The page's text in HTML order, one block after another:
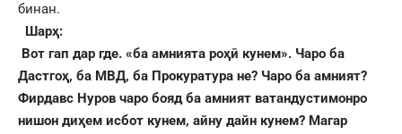
бинан.
Шарҳ:
Вот гап дар где. «ба амнията роҳӣ кунем». Чаро ба
Дастгоҳ, ба МВД, ба Прокуратура не? Чаро ба амният?
Фирдавс Нуров чаро бояд ба амният ватандустимонро
нишон диҳем исбот кунем, айну дайн кунем? Магар